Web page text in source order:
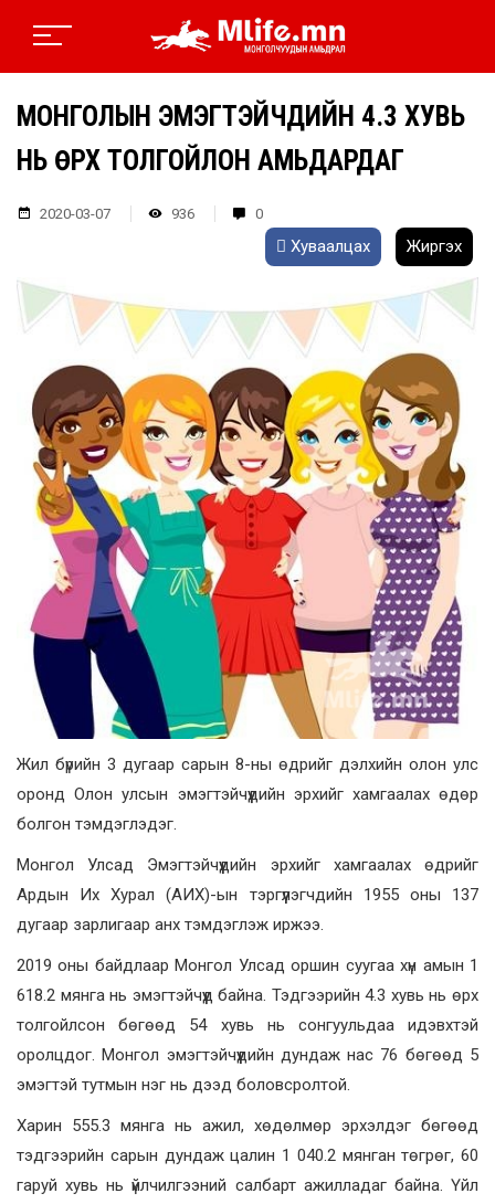
МОНГОЛЫН ЭМЭГТЭЙЧҮҮДИЙН 4.3 ХУВЬ
НЬ ӨРХ ТОЛГОЙЛОН АМЬДАРДАГ
2020-03-07 936 0
Хуваалцах Жиргэх
Жил бүрийн 3 дугаар сарын 8-ны өдрийг дэлхийн олон улс
оронд Олон улсын эмэгтэйчүүдийн эрхийг хамгаалах өдөр
болгон тэмдэглэдэг.
Монгол Улсад Эмэгтэйчүүдийн эрхийг хамгаалах өдрийг
Ардын Их Хурал (АИХ)-ын тэргүүлэгчдийн 1955 оны 137
дугаар зарлигаар анх тэмдэглэж иржээ.
2019 оны байдлаар Монгол Улсад оршин суугаа хүн амын 1
618.2 мянга нь эмэгтэйчүүд байна. Тэдгээрийн 4.3 хувь нь өрх
толгойлсон бөгөөд 54 хувь нь сонгуульдаа идэвхтэй
оролцдог. Монгол эмэгтэйчүүдийн дундаж нас 76 бөгөөд 5
эмэгтэй тутмын нэг нь дээд боловсролтой.
Харин 555.3 мянга нь ажил, хөдөлмөр эрхэлдэг бөгөөд
тэдгээрийн сарын дундаж цалин 1 040.2 мянган төгрөг, 60
гаруй хувь нь үйлчилгээний салбарт ажилладаг байна. Үйл